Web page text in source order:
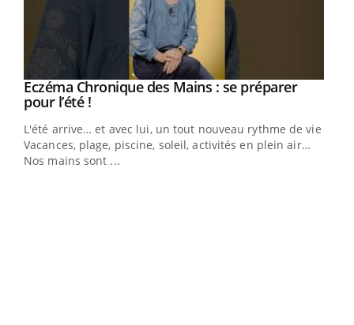
Youtube
Eczéma Chronique des Mains : se préparer
pour l’été !Youtube
L'été arrive… et avec lui, un tout nouveau rythme de vie !
Vacances, plage, piscine, soleil, activités en plein air…
Nos mains sont ...